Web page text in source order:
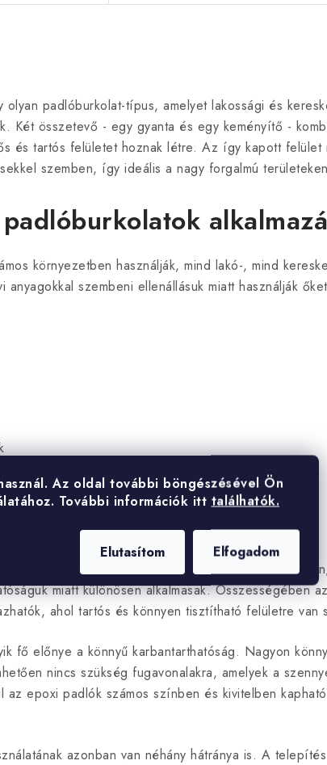
Az oldal további böngészésével Ön
További információk itt találhatók.
Elutasítom Elfogadom
padlóburkolat-típus, amelyet lakossági és
Két összetevő - egy gyanta és egy keményítő -
és tartós felületet hoznak létre. Az így kapott felület
szemben, így ideális a nagy forgalmú
környezetben használják, mind lakó-, mind
anyagokkal szembeni ellenállásuk miatt használják
őket lakóhelyiségekben is, például
miatt különösen alkalmasak. Összességében
ahol tartós és könnyen tisztítható felületre van
fő előnye a könnyű karbantarthatóság. Nagyon
nincs szükség fugavonalakra, amelyek a
az epoxi padlók számos színben és kivitelben
azonban van néhány hátránya is. A